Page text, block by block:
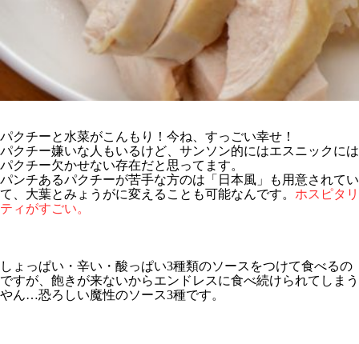
パクチーと水菜がこんもり！今ね、すっごい幸せ！
パクチー嫌いな人もいるけど、サンソン的にはエスニックには
パクチー欠かせない存在だと思ってます。
パンチあるパクチーが苦手な方のは「日本風」も用意されてい
て、大葉とみょうがに変えることも可能なんです。 ホスピタリ
ティがすごい。
しょっぱい・辛い・酸っぱい3種類のソースをつけて食べるの
ですが、飽きが来ないからエンドレスに食べ続けられてしまう
やん…恐ろしい魔性のソース3種です。